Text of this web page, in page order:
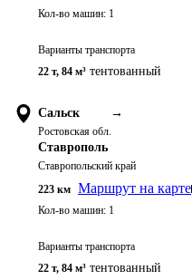
Кол-во машин: 1
Варианты транспорта
22 т, 84 м³ тентованный
Сальск →
Ростовская обл.
Ставрополь
Ставропольский край
223 км Маршрут на карте
Кол-во машин: 1
Варианты транспорта
22 т, 84 м³ тентованный